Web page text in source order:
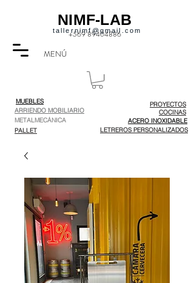
+569 89404886
NIMF-LAB
tallernimf@gmail.com
MENÚ
MUEBLES
ACERO INOXIDABLE
PROYECTOS
METALMECÁNICA
ARRIENDO MOBILIARIO
PALLET LETREROS PERSONALIZADOS
COCINAS